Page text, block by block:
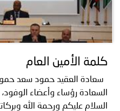
كلمة الأمين العام
سعادة العقيد حمود سعد
السعادة رؤساء وأعضاء الوفود،
السلام عليكم ورحمة الله